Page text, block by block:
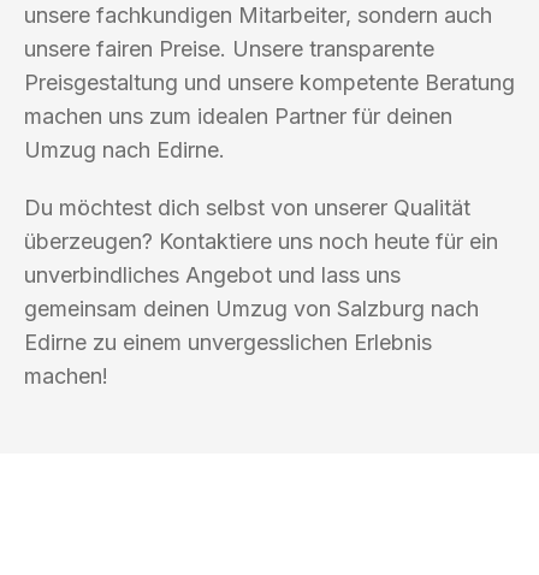
unsere fachkundigen Mitarbeiter, sondern auch
unsere fairen Preise. Unsere transparente
Preisgestaltung und unsere kompetente Beratung
machen uns zum idealen Partner für deinen
Umzug nach Edirne.
Du möchtest dich selbst von unserer Qualität
überzeugen? Kontaktiere uns noch heute für ein
unverbindliches Angebot und lass uns
gemeinsam deinen Umzug von Salzburg nach
Edirne zu einem unvergesslichen Erlebnis
machen!